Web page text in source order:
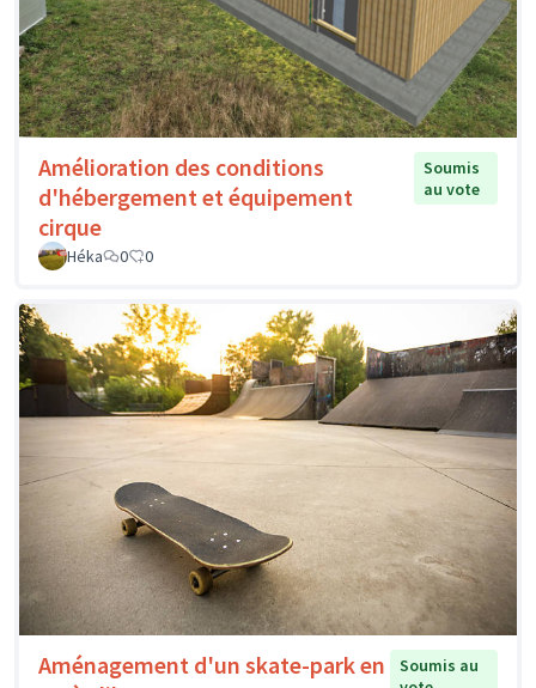
Amélioration des conditions
d'hébergement et équipement
cirque
Soumis
au vote
Héka 0 0
Aménagement d'un skate-park en
Soumis au